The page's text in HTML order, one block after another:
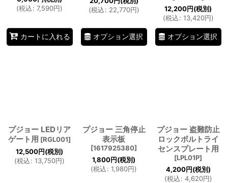
(税込: 7,590円)
カートに入れる
(税込: 22,770円)
オプション選択
12,200円(税別)
(税込: 13,420円)
オプション選択
プジョー LEDリア
ゲート用 [RGL001]
12,500円(税別)
(税込: 13,750円)
プジョー 三角停止
表示板
[1617925380]
1,800円(税別)
(税込: 1,980円)
プジョー 盗難防止
ロックボルトライ
センスプレート用
[LPL01P]
4,200円(税別)
(税込: 4,620円)